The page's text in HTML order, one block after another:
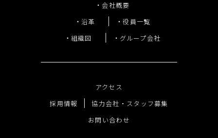
会社概要
沿革
役員一覧
組織図
グループ会社
アクセス
採用情報
協力会社・スタッフ募集
お問い合わせ